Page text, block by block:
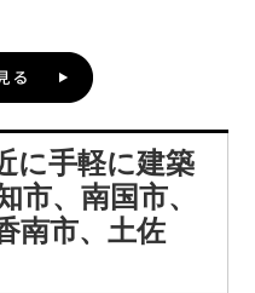
関 大容量の収納スペースを玄関
取り出したり片付けたりできま
を省きましょう。
ちょっとしたワークスペースに
いソファを置いて、読書スペー
プランを工夫するのもおすす
！ 注文住宅で家づくりを進める
香南市、土佐市で新築一戸建を
よく情報収集し、家づくりを成
。
、土佐市で新築一戸建をお考え
に手軽に建築
市、南国市、
南市、土佐